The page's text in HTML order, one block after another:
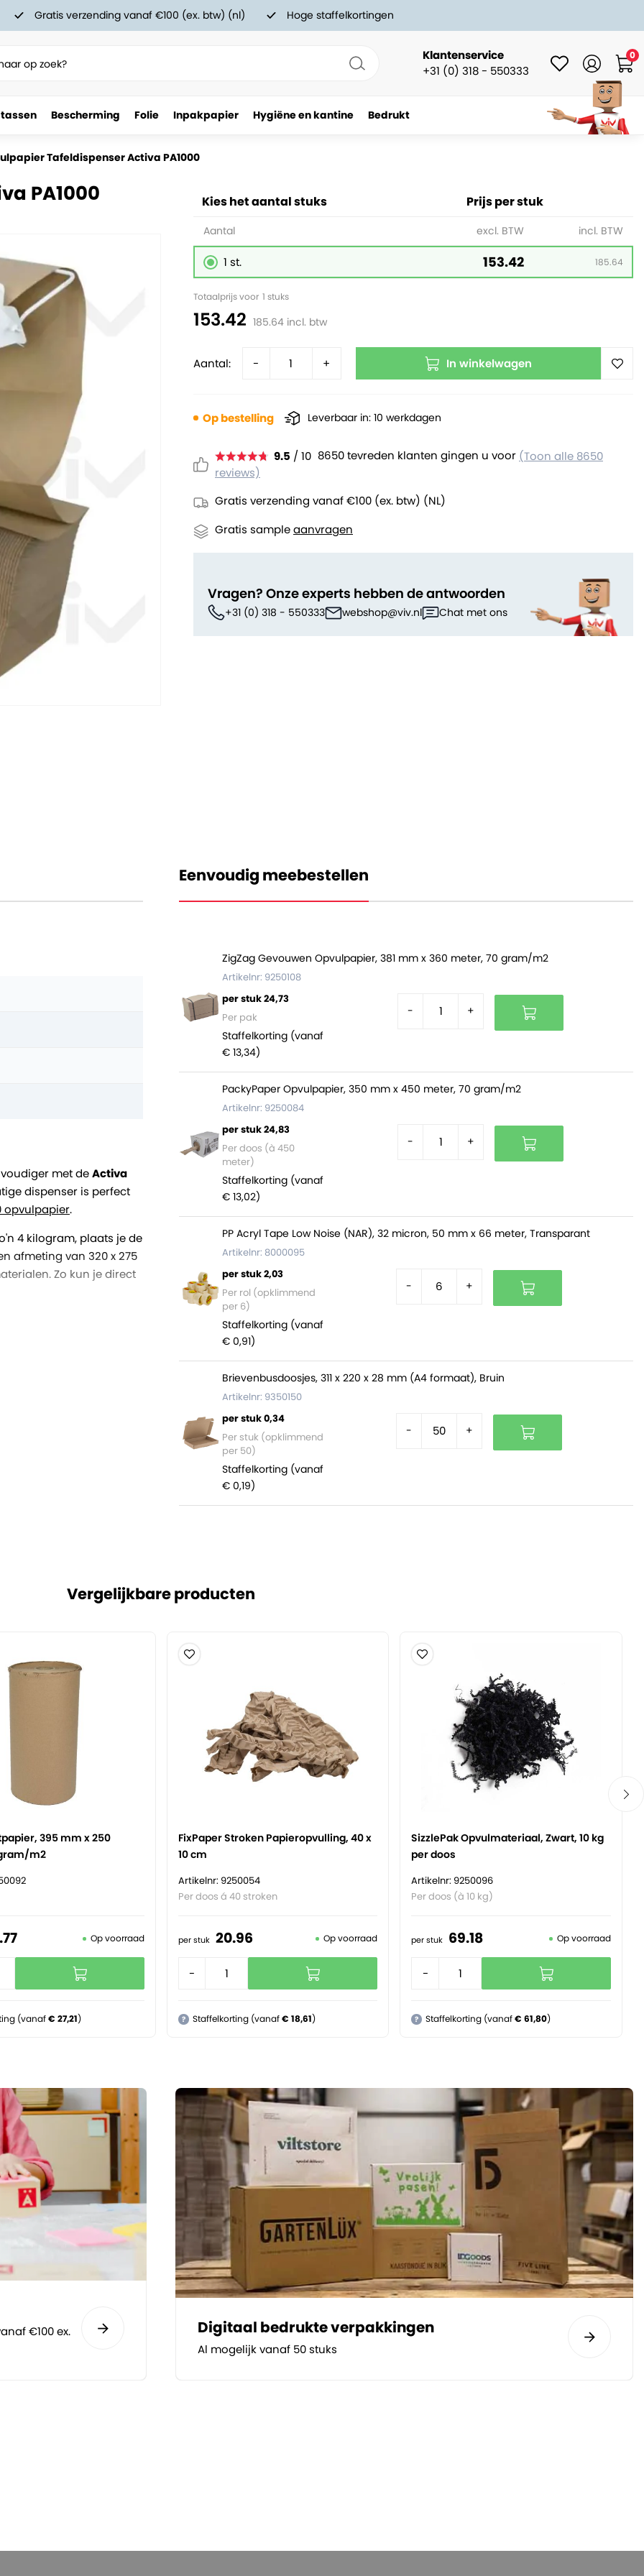
Gratis verzending vanaf €100 (ex. btw) (nl) Hoge staffelkortingen
Klantenservice
+31 (0) 318 - 550333
0
Bescherming Folie Inpakpapier Hygiëne en kantine Bedrukt
Tafeldispenser Activa PA1000
PA1000
Aantal: - +
Totaalprijs voor 1 stuks
153.42 185.64 incl. btw
In winkelwagen
9.5 / 10 8650 tevreden klanten gingen u voor (Toon alle 8650
reviews)
Gratis verzending vanaf €100 (ex. btw) (NL)
Gratis sampleaanvragen
Kies het aantal stuks Prijs per stuk
Aantal excl. BTW incl. BTW
1 st. 153.42 185.64
Op bestelling Leverbaar in: 10 werkdagen
Vragen? Onze experts hebben de antwoorden
+31 (0) 318 - 550333 webshop@viv.nl Chat met ons
met deActiva
dispenser is perfect
opvulpapier.
4 kilogram, plaats je de
afmeting van 320 x 275
Zo kun je direct
drukke
Eenvoudig meebestellen
ZigZag Gevouwen Opvulpapier, 381 mm x 360 meter, 70 gram/m2
Artikelnr: 9250108
per stuk 24,73
Per pak
Staffelkorting (vanaf
€ 13,34)
- +
PackyPaper Opvulpapier, 350 mm x 450 meter, 70 gram/m2
Artikelnr: 9250084
per stuk 24,83
Per doos (à 450
meter)
Staffelkorting (vanaf
€ 13,02)
- +
PP Acryl Tape Low Noise (NAR), 32 micron, 50 mm x 66 meter, Transparant
Artikelnr: 8000095
per stuk 2,03
Per rol (opklimmend
per 6)
Staffelkorting (vanaf
€ 0,91)
- +
Brievenbusdoosjes, 311 x 220 x 28 mm (A4 formaat), Bruin
Artikelnr: 9350150
per stuk 0,34
Per stuk (opklimmend
per 50)
Staffelkorting (vanaf
€ 0,19)
- +
Vergelijkbare producten
395 mm x 250
m2
77 Op voorraad
(vanaf€ 27,21)
FixPaper Stroken Papieropvulling, 40 x
10 cm
Artikelnr: 9250054
Per doos á 40 stroken
per stuk 20.96 Op voorraad
-
? Staffelkorting (vanaf€ 18,61)
SizzlePak Opvulmateriaal, Zwart, 10 kg
per doos
Artikelnr: 9250096
Per doos (à 10 kg)
per stuk 69.18 Op voorraad
-
? Staffelkorting (vanaf€ 61,80)
€100 ex.
Digitaal bedrukte verpakkingen
Al mogelijk vanaf 50 stuks